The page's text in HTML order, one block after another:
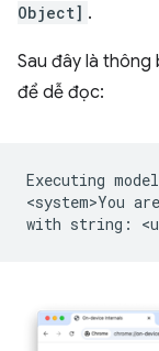
Object] .
Sau đây là
để dễ đọc:
Executing model
<system>You are
with string: